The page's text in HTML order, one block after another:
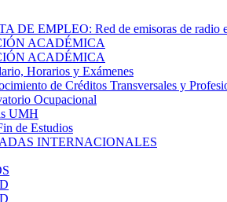
DE EMPLEO: Red de emisoras de radio
ACADÉMICA
ACADÉMICA
Horarios y Exámenes
de Créditos Transversales y
Ocupacional
UMH
de Estudios
INTERNACIONALES